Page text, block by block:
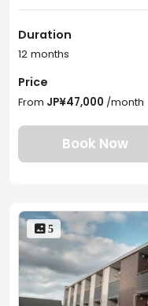
Duration
12 months
Price
From JP¥47,000 /month
Book Now
 5